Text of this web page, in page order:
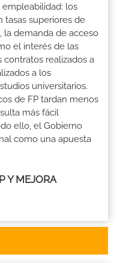
los
tasas superiores de
la demanda de acceso
el interés de las
contratos realizados a
a los
universitarios.
de FP tardan menos
más fácil
ello, el Gobierno
como una apuesta
Y MEJORA